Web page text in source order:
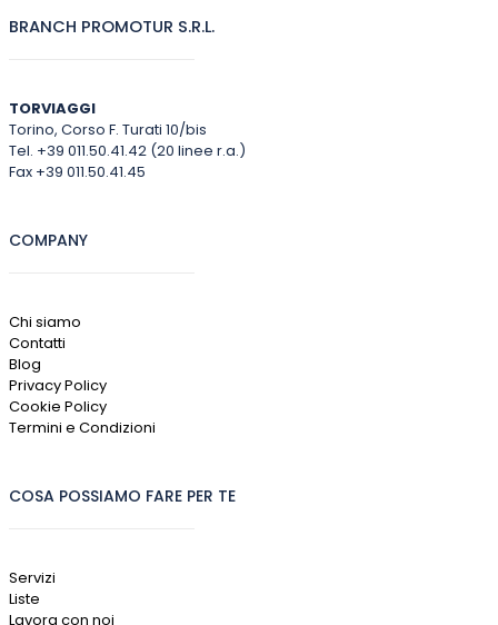
BRANCH PROMOTUR S.R.L.
TORVIAGGI
Torino, Corso F. Turati 10/bis
Tel. +39 011.50.41.42 (20 linee r.a.)
Fax +39 011.50.41.45
COMPANY
Chi siamo
Contatti
Blog
Privacy Policy
Cookie Policy
Termini e Condizioni
COSA POSSIAMO FARE PER TE
Servizi
Liste
Lavora con noi